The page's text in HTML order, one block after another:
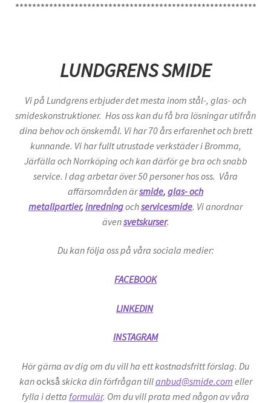
*********************************************************
LUNDGRENS SMIDE
Vi på Lundgrens erbjuder det mesta inom stål-, glas- och
smideskonstruktioner. Hos oss kan du få bra lösningar utifrån
dina behov och önskemål. Vi har 70 års erfarenhet och brett
kunnande. Vi har fullt utrustade verkstäder i Bromma,
Järfälla och Norrköping och kan därför ge bra och snabb
service. I dag arbetar över 50 personer hos oss. Våra
affärsområden ärsmide, glas- och
metallpartier, inredningochservicesmide. Vi anordnar
ävensvetskurser.
Du kan följa oss på våra sociala medier:
FACEBOOK
LINKEDIN
INSTAGRAM
Hör gärna av dig om du vill ha ett kostnadsfritt förslag. Du
kanockså skicka din förfrågan tillanbud@smide.com eller
fylla i detta formulär. Om du vill prata med någon av våra